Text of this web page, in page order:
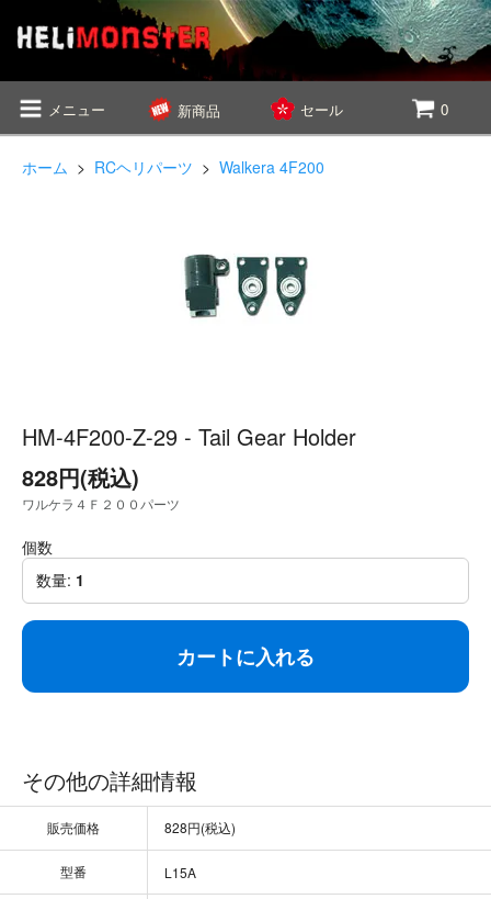
メニュー 新商品 セール 0
ホーム > RCヘリパーツ > Walkera 4F200
HM-4F200-Z-29 - Tail Gear Holder
828円(税込)
ワルケラ４Ｆ２００パーツ
個数
数量: 1
カートに入れる
その他の詳細情報
販売価格 828円(税込)
型番 L15A